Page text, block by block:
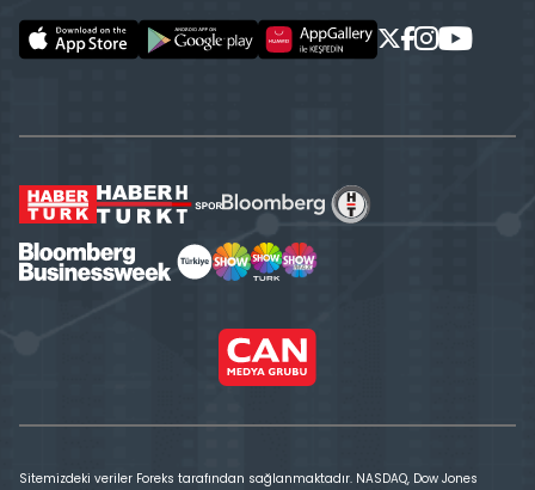
Sitemizdeki veriler Foreks tarafından sağlanmaktadır. NASDAQ, Dow Jones